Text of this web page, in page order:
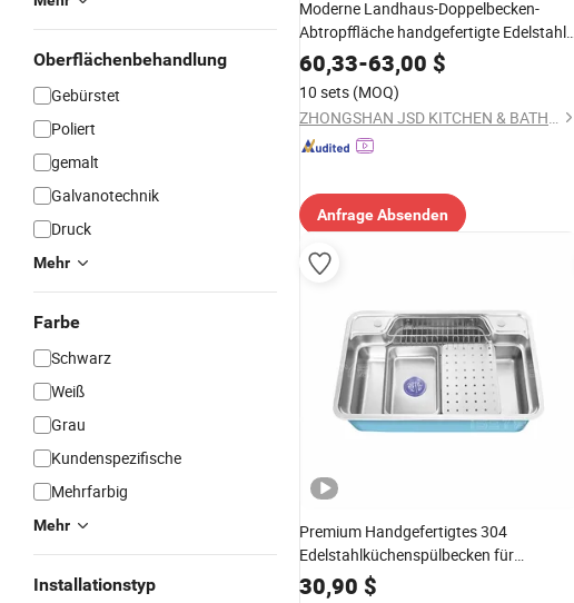
Oberflächenbehandlung
Gebürstet
Poliert
gemalt
Galvanotechnik
Druck
Mehr
Farbe
Schwarz
Weiß
Grau
Kundenspezifische
Mehrfarbig
Mehr
Installationstyp
Moderne Landhaus-Doppelbecken-
Abtropffläche handgefertigte Edelstahl-
Küchenspüle
60,33-63,00 $
10 sets (MOQ)
ZHONGSHAN JSD KITCHEN & BATH CO., LTD.
Anfrage Absenden
Premium Handgefertigtes 304
Edelstahlküchenspülbecken für
Langlebigkeit
30,90 $